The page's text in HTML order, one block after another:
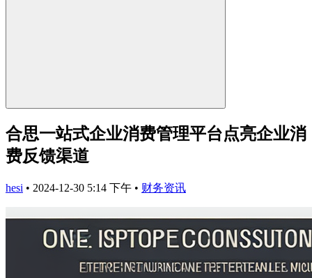
合思一站式企业消费管理平台点亮企业消
费反馈渠道
hesi • 2024-12-30 5:14 下午 • 财务资讯